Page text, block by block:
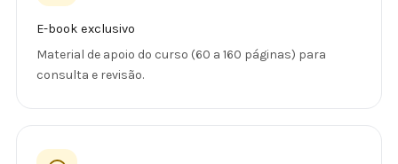
E-book exclusivo
Material de apoio do curso (60 a 160 páginas) para
consulta e revisão.